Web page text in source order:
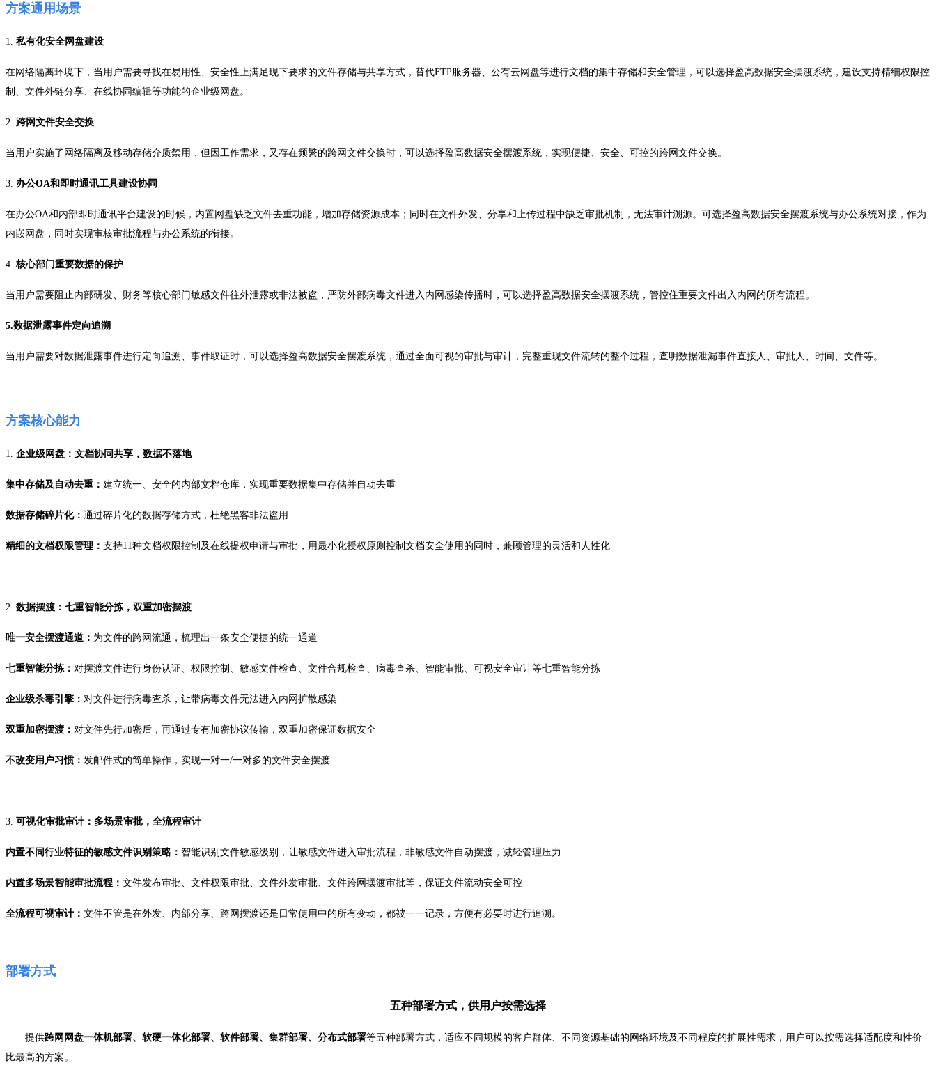
方案通用场景
1. 私有化安全网盘建设
在网络隔离环境下，当用户需要寻找在易用性、安全性上满足现下要求的文件存储与共享方式，替代FTP服务器、公有云网盘等进行文档的集中存储和安全管理，可以选择盈高数据安全摆渡系统，建设支持精细权限控
制、 文件外链分享、 在线协同编辑等功能的企业级网盘。
2. 跨网文件安全交换
当用户实施了网络隔离及移动存储介质禁用，但因工作需求，又存在频繁的跨网文件交换时，可以选择盈高数据安全摆渡系统，实现便捷、安全、可控的跨网文件交换。
3. 办公OA和即时通讯工具建设协同
在办公OA和内部即时通讯平台建设的时候，内置网盘缺乏文件去重功能，增加存储资源成本；同时在文件外发、分享和上传过程中缺乏审批机制，无法审计溯源。可选择盈高数据安全摆渡系统与办公系统对接，作为
内嵌网盘，同时实现审核审批流程与办公系统的衔接。
4. 核心部门重要数据的保护
当用户需要阻止内部研发、财务等核心部门敏感文件往外泄露或非法被盗，严防外部病毒文件进入内网感染传播时，可以选择盈高数据安全摆渡系统，管控住重要文件出入内网的所有流程。
5.数据泄露事件定向追溯
当用户需要对数据泄露事件进行定向追溯、事件取证时，可以选择盈高数据安全摆渡系统，通过全面可视的审批与审计，完整重现文件流转的整个过程，查明数据泄漏事件直接人、审批人、时间、文件等。
方案核心能力
1. 企业级网盘：文档协同共享，数据不落地
集中存储及自动去重： 建立统一、安全的内部文档仓库 ，实现重要数据集中存储并自动去重
数据存储碎片化： 通过碎片化的数据存储方式，杜绝黑客非法盗用
精细的文档权限管理： 支持11种文档权限控制及在线提权申请与审批，用最小化授权原则控制文档安全使用的同时，兼顾管理的灵活和人性化
2. 数据摆渡：七重智能分拣，双重加密摆渡
唯一安全摆渡通道： 为文件的跨网流通，梳理出一条安全便捷的统一通道
七重智能分拣： 对摆渡文件进行身份认证、权限控制、敏感文件检查、文件合规检查、病毒查杀、智能审批、可视安全审计等七重智能分拣
企业级杀毒引擎： 对文件进行病毒查杀，让带病毒文件无法进入内网扩散感染
双重加密摆渡： 对文件先行加密后，再通过专有加密协议传输，双重加密保证数据安全
不改变用户习惯： 发邮件式的简单操作，实现一对一/一对多的文件安全摆渡
3. 可视化审批审计：多场景审批，全流程审计
内置不同行业特征的敏感文件识别策略： 智能识别文件敏感级别，让敏感文件进入审批流程，非敏感文件自动摆渡，减轻管理压力
内置多场景智能审批流程 ： 文件发布审批、文件权限审批、文件外发审批、文件跨网摆渡审批等，保证文件流动安全可控
全流程可视审计： 文件不管是在外发、内部分享、跨网摆渡还是日常使用中的所有变动，都被一一记录，方便有必要时进行追溯。
部署方式
五种部署方式，供用户按需选择
提供跨网网盘一体机部署、 软硬一体化部署、 软件部署、 集群部署、 分布式部署等五种部署方式，适应不同规模的客户群体、不同资源基础的网络环境及不同程度的扩展性需求，用户可以按需选择适配度和性价
比最高的方案。